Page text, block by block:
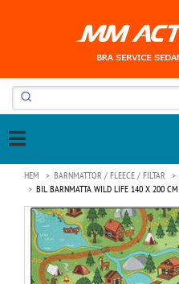
HEM BARNMATTOR / FLEECE / FILTAR
BIL BARNMATTA WILD LIFE 140 X 200 CM